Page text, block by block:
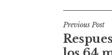
N
a
Previous Post